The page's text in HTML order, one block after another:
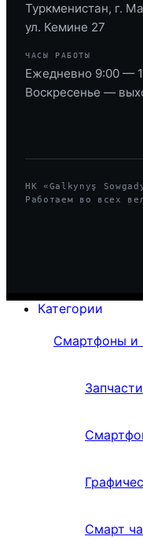
Туркменистан, г.
ул. Кемине 27
ЧАСЫ РАБОТЫ
Ежедневно 9:00 —
Воскресенье —
HK «Galkynyş
Работаем во всех
Категории
Смартфоны и
Смарт